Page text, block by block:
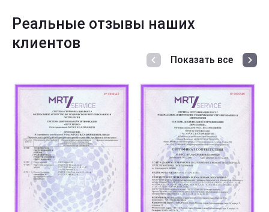
Реальные отзывы наших
клиентов
Показать все